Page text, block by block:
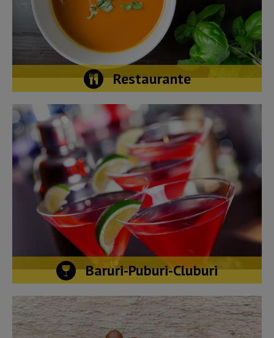
Restaurante
Baruri-Puburi-Cluburi